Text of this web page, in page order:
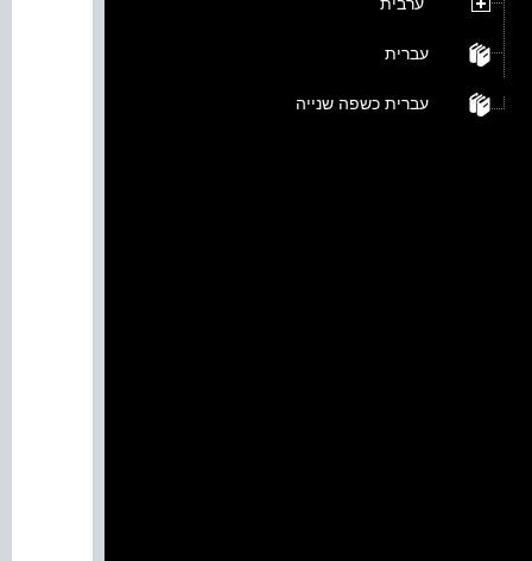
ערבית
עברית
עברית כשפה שנייה